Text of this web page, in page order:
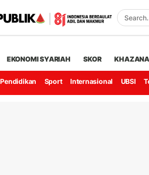
EKONOMI SYARIAH SKOR
Pendidikan Sport Internasional UBSI